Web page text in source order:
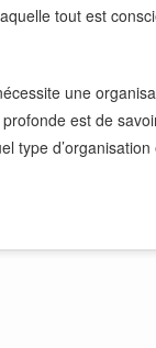
tout est
une
est de
type